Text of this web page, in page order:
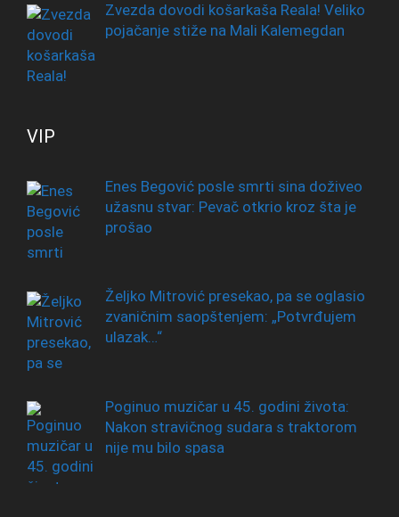
Zvezda dovodi košarkaša Reala! Veliko
pojačanje stiže na Mali Kalemegdan
VIP
Enes Begović posle smrti sina doživeo
užasnu stvar: Pevač otkrio kroz šta je
prošao
Željko Mitrović presekao, pa se oglasio
zvaničnim saopštenjem: „Potvrđujem
ulazak…“
Poginuo muzičar u 45. godini života:
Nakon stravičnog sudara s traktorom
nije mu bilo spasa